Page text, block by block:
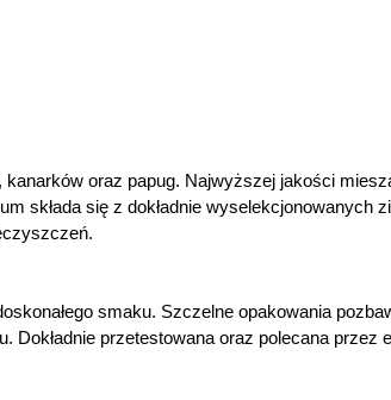
oraz papug. Najwyższej jakości
składa się z dokładnie wyselekcjonowanych
smaku. Szczelne opakowania
Dokładnie przetestowana oraz polecana